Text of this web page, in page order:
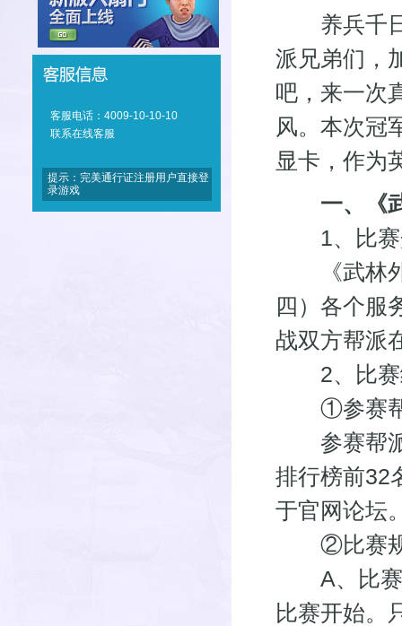
客服电话：4009-10-10-10
联系在线客服
提示：完美通行证注册用户直接登
录游戏
养兵千日
派兄弟们，
吧，来一次
风。本次冠
显卡，作为
一、《
1、比赛
《武林外
四）各个服
战双方帮派
2、比赛
①参赛帮
参赛帮派
排行榜前32
于官网论坛
②比赛规
A、比赛
比赛开始。